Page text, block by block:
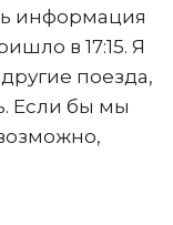
информация
в 17:15. Я
поезда,
Если бы мы